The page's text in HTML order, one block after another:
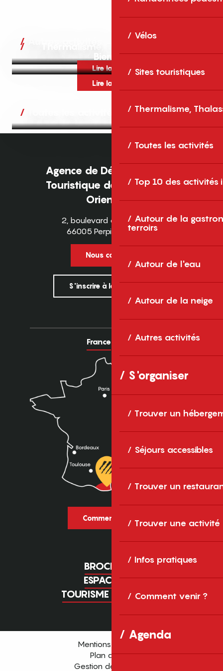
Vélos
Sites touristiques
Thermalisme,
Toutes les activités
Top 10 des activités
Autour de la
terroirs
Autour de l'eau
Autour de la neige
Autres activités
S'organiser
Trouver un
Séjours accessibles
Trouver un
Trouver une activité
Infos pratiques
Comment venir ?
Agenda
Lire la suite
Bien-être
Lire la suite
Agence de Développement
Touristique des Pyrénées-
Orientales
2, boulevard des Pyrénées
66005 Perpignan Cedex
Nous contacter
S'inscrire à la newsletter
France Europe
Comment venir ?
BROCHURES
ESPACE PRO
TOURISME D'AFFAIRES
Mentions légales
Plan du site
Gestion des cookies